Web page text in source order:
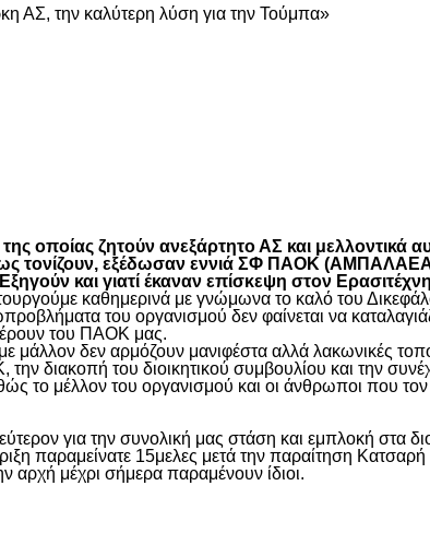
ΑΣ, την καλύτερη λύση για την Τούμπα»
ζητούν ανεξάρτητο ΑΣ και μελλοντικά
τονίζουν, εξέδωσαν εννιά ΣΦ ΠΑΟΚ
και γιατί έκαναν επίσκεψη στον Ερασιτέχνη
καθημερινά με γνώμωνα το καλό του
του οργανισμού δεν φαίνεται να
του ΠΑΟΚ μας.
δεν αρμόζουν μανιφέστα αλλά λακωνικές
διακοπή του διοικητικού συμβουλίου και την
το μέλλον του οργανισμού και οι άνθρωποι που
για την συνολική μας στάση και εμπλοκή στα
παραμείνατε 15μελες μετά την παραίτηση Κατσαρή
αρχή μέχρι σήμερα παραμένουν ίδιοι.